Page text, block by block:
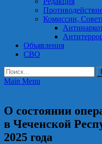
Комиссии,
Объявления
СВО
Найти:
Main Menu
О состоянии
в Чеченской
2025 года